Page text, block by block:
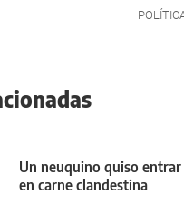
Un neuquino quiso
en carne clandestina